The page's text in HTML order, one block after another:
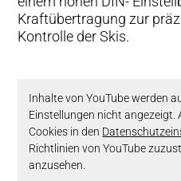
Kraftübertragung zur
Kontrolle der Skis.
Inhalte von YouTube werden
Einstellungen nicht angezeigt.
Cookies in den
Richtlinien von YouTube
anzusehen.